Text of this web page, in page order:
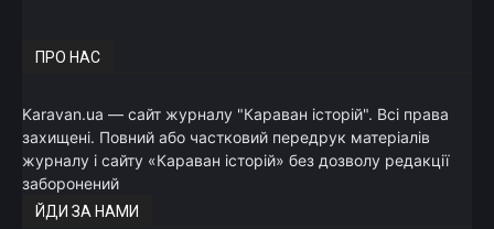
ПРО НАС
Karavan.ua — сайт журналу "Караван історій". Всі права
захищені. Повний або частковий передрук матеріалів
журналу і сайту «Караван історій» без дозволу редакції
заборонений
ЙДИ ЗА НАМИ